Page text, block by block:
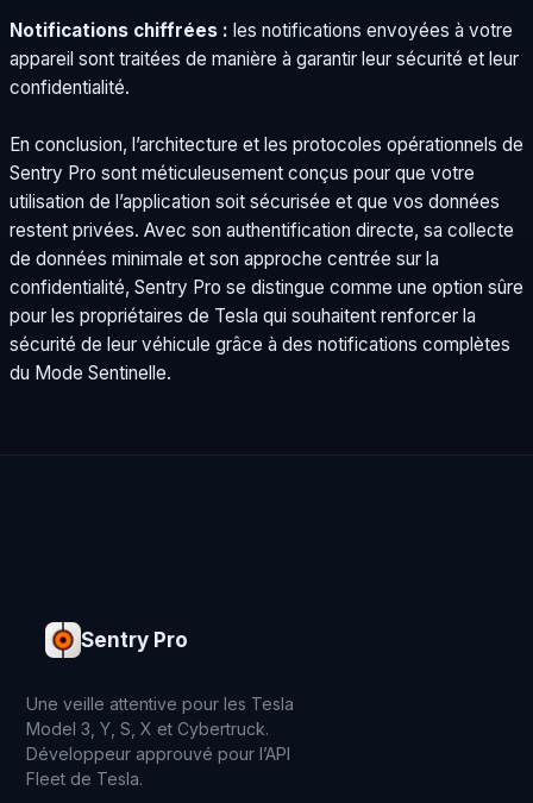
Notifications chiffrées : les notifications envoyées à votre
appareil sont traitées de manière à garantir leur sécurité et leur
confidentialité.
En conclusion, l’architecture et les protocoles opérationnels de
Sentry Pro sont méticuleusement conçus pour que votre
utilisation de l’application soit sécurisée et que vos données
restent privées. Avec son authentification directe, sa collecte
de données minimale et son approche centrée sur la
confidentialité, Sentry Pro se distingue comme une option sûre
pour les propriétaires de Tesla qui souhaitent renforcer la
sécurité de leur véhicule grâce à des notifications complètes
du Mode Sentinelle.
Sentry Pro
Une veille attentive pour les Tesla
Model 3, Y, S, X et Cybertruck.
Développeur approuvé pour l’API
Fleet de Tesla.